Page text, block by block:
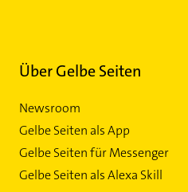
Über Gelbe Seiten
Newsroom
Gelbe Seiten als App
Gelbe Seiten für Messenger
Gelbe Seiten als Alexa Skill